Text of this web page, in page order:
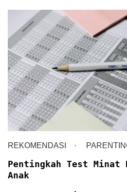
REKOMENDASI
Pentingkah Test Minat
Anak